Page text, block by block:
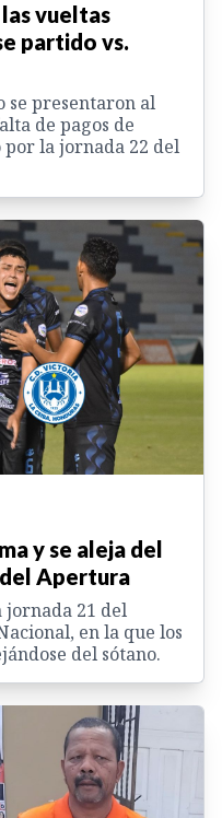
vueltas
partido vs.
se presentaron al
de pagos de
por la jornada 22 del
y se aleja del
Apertura
jornada 21 del
en la que los
del sótano.